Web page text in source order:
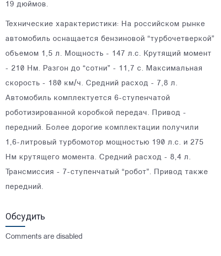
19 дюймов.
Технические характеристики: На российском рынке
автомобиль оснащается бензиновой “турбочетверкой”
объемом 1,5 л. Мощность - 147 л.с. Крутящий момент
- 210 Нм. Разгон до “сотни” - 11,7 с. Максимальная
скорость - 180 км/ч. Средний расход - 7,8 л.
Автомобиль комплектуется 6-ступенчатой
роботизированной коробкой передач. Привод -
передний. Более дорогие комплектации получили
1,6-литровый турбомотор мощностью 190 л.с. и 275
Нм крутящего момента. Средний расход - 8,4 л.
Трансмиссия - 7-ступенчатый “робот”. Привод также
передний.
Обсудить
Comments are disabled